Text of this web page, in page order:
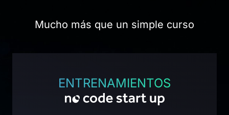
Mucho más que un simple curso
ENTRENAMIENTOS